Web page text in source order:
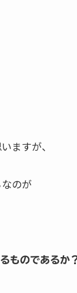
ますが、
のが
ものであるか